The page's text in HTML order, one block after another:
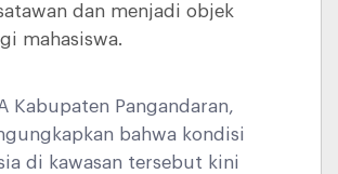
dan menjadi objek
mahasiswa.
Kabupaten Pangandaran,
bahwa kondisi
di kawasan tersebut kini